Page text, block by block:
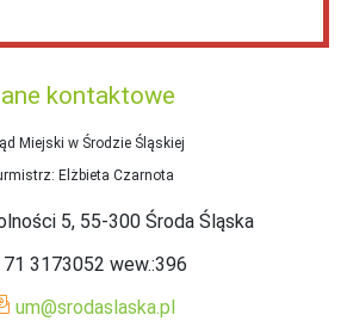
kontaktowe
Miejski w Środzie Śląskiej
: Elżbieta Czarnota
5, 55-300 Środa Śląska
71 3173052 wew.:396
um@srodaslaska.pl